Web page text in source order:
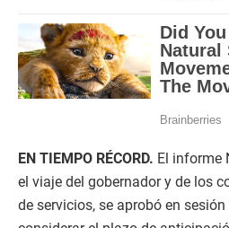
EN TIEMPO RÉCORD. El informe
el viaje del gobernador y de los
de servicios, se aprobó en